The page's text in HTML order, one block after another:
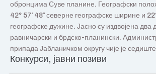
обронцима Суве планине. Географски
42° 57′ 48″ северне географске ширине и
географске дужине. Јасно су издвојена два
равничарски и брдско-планински.
припада Јабланичком округу чије је
Конкурси, јавни позиви